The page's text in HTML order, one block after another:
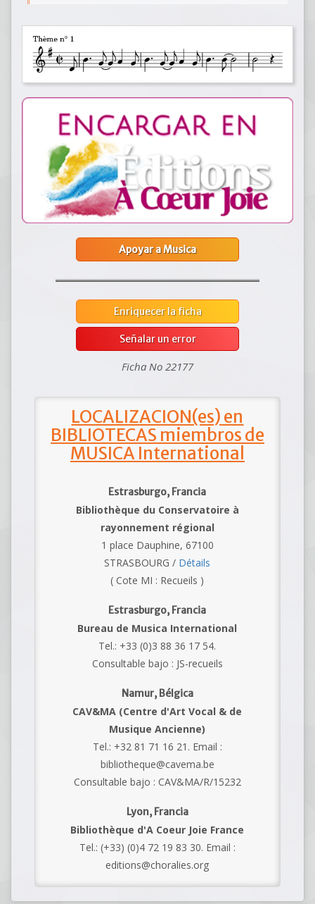
Apoyar a Musica
Enriquecer la ficha
Señalar un error
Ficha No 22177
LOCALIZACION(es) en
BIBLIOTECAS miembros de
MUSICA International
Estrasburgo, Francia
Bibliothèque du Conservatoire à
rayonnement régional
1 place Dauphine, 67100
STRASBOURG / Détails
( Cote MI : Recueils )
Estrasburgo, Francia
Bureau de Musica International
Tel.: +33 (0)3 88 36 17 54.
Consultable bajo : JS-recueils
Namur, Bélgica
CAV&MA (Centre d'Art Vocal & de
Musique Ancienne)
Tel.: +32 81 71 16 21. Email :
bibliotheque@cavema.be
Consultable bajo : CAV&MA/R/15232
Lyon, Francia
Bibliothèque d'A Coeur Joie France
Tel.: (+33) (0)4 72 19 83 30. Email :
editions@choralies.org